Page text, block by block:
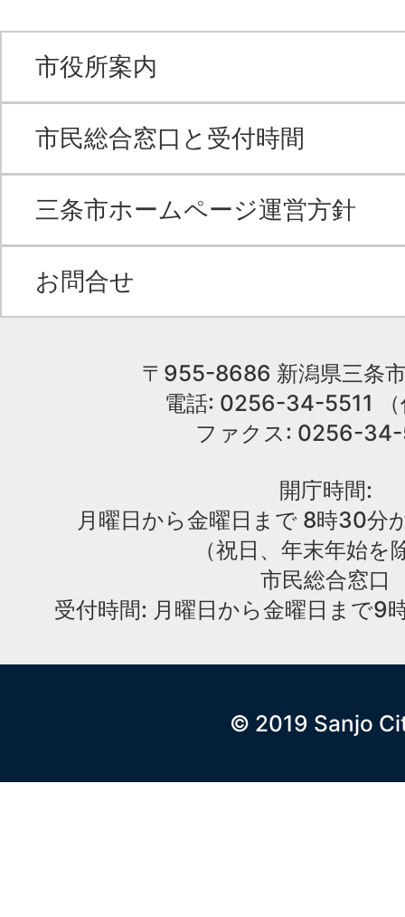
市役所案内
市民総合窓口と受付時間
三条市ホームページ運営方針
お問合せ
〒955-8686 新潟県三条
電話: 0256-34-5511
ファクス: 0256-
開庁時間:
月曜日から金曜日まで 8時30分
（祝日、年末年始を
市民総合窓口
受付時間: 月曜日から金曜日まで9
© 2019 Sanjo